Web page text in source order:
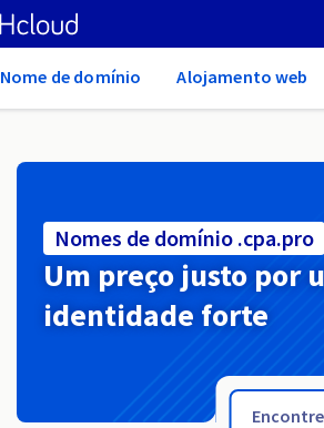
Nome de domínio Alojamento web
Nomes de domínio .cpa.pro
Um preço justo por
identidade forte